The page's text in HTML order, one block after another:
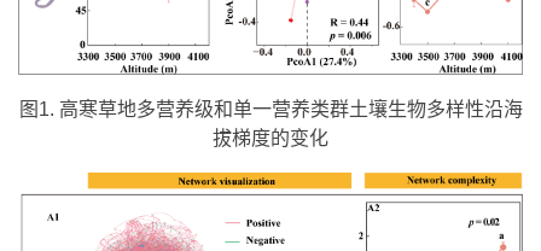
图1. 高寒草地多营养级和单一营养类群土壤生物多样性沿海
拔梯度的变化